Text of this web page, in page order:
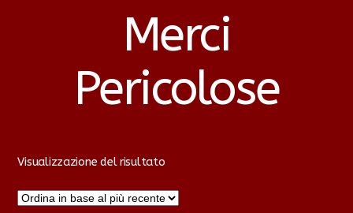
Merci
Pericolose
Visualizzazione del risultato